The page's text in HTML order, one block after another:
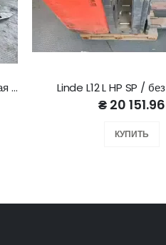
Jungheinrich ECE225 2400mm плохая батарея Linde L12 L HP SP /
₴ 20 151.96
КУПИТЬ